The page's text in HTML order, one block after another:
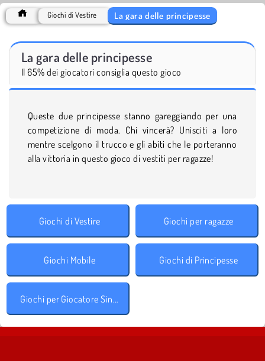
Giochi di Vestire La gara delle principesse
La gara delle principesse
Il 65% dei giocatori consiglia questo gioco
Queste due principesse stanno gareggiando per una
competizione di moda. Chi vincerà? Unisciti a loro
mentre scelgono il trucco e gli abiti che le porteranno
alla vittoria in questo gioco di vestiti per ragazze!
Giochi di Vestire Giochi per ragazze
Giochi Mobile Giochi di Principesse
Giochi per Giocatore Singolo